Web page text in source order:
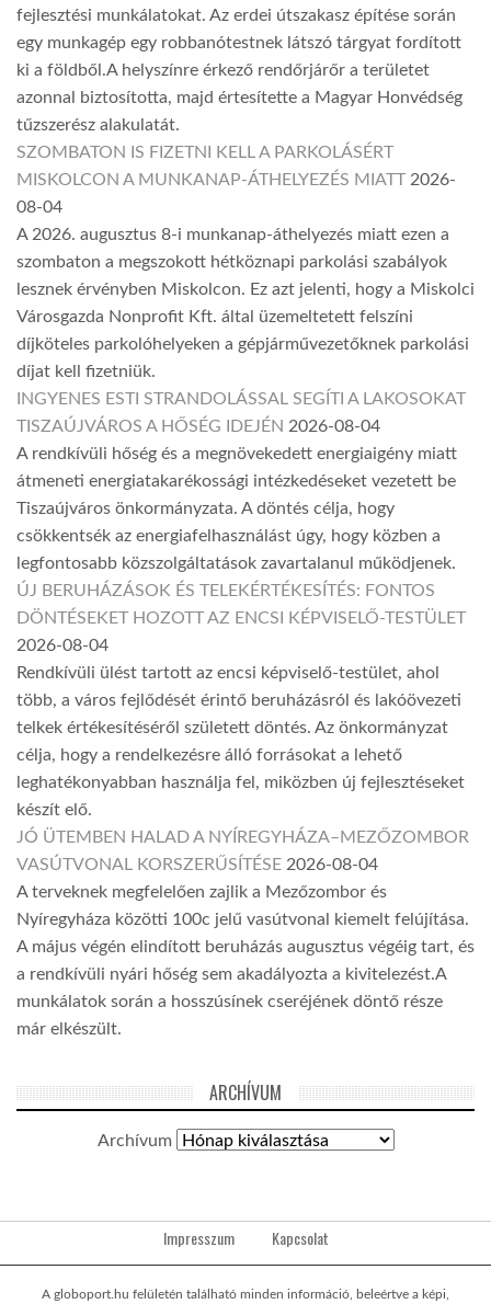
fejlesztési munkálatokat. Az erdei útszakasz építése során
egy munkagép egy robbanótestnek látszó tárgyat fordított
ki a földből.A helyszínre érkező rendőrjárőr a területet
azonnal biztosította, majd értesítette a Magyar Honvédség
tűzszerész alakulatát.
SZOMBATON IS FIZETNI KELL A PARKOLÁSÉRT
MISKOLCON A MUNKANAP-ÁTHELYEZÉS MIATT 2026-
08-04
A 2026. augusztus 8-i munkanap-áthelyezés miatt ezen a
szombaton a megszokott hétköznapi parkolási szabályok
lesznek érvényben Miskolcon. Ez azt jelenti, hogy a Miskolci
Városgazda Nonprofit Kft. által üzemeltetett felszíni
díjköteles parkolóhelyeken a gépjárművezetőknek parkolási
díjat kell fizetniük.
INGYENES ESTI STRANDOLÁSSAL SEGÍTI A LAKOSOKAT
TISZAÚJVÁROS A HŐSÉG IDEJÉN 2026-08-04
A rendkívüli hőség és a megnövekedett energiaigény miatt
átmeneti energiatakarékossági intézkedéseket vezetett be
Tiszaújváros önkormányzata. A döntés célja, hogy
csökkentsék az energiafelhasználást úgy, hogy közben a
legfontosabb közszolgáltatások zavartalanul működjenek.
ÚJ BERUHÁZÁSOK ÉS TELEKÉRTÉKESÍTÉS: FONTOS
DÖNTÉSEKET HOZOTT AZ ENCSI KÉPVISELŐ-TESTÜLET
2026-08-04
Rendkívüli ülést tartott az encsi képviselő-testület, ahol
több, a város fejlődését érintő beruházásról és lakóövezeti
telkek értékesítéséről született döntés. Az önkormányzat
célja, hogy a rendelkezésre álló forrásokat a lehető
leghatékonyabban használja fel, miközben új fejlesztéseket
készít elő.
JÓ ÜTEMBEN HALAD A NYÍREGYHÁZA–MEZŐZOMBOR
VASÚTVONAL KORSZERŰSÍTÉSE 2026-08-04
A terveknek megfelelően zajlik a Mezőzombor és
Nyíregyháza közötti 100c jelű vasútvonal kiemelt felújítása.
A május végén elindított beruházás augusztus végéig tart, és
a rendkívüli nyári hőség sem akadályozta a kivitelezést.A
munkálatok során a hosszúsínek cseréjének döntő része
már elkészült.
ARCHÍVUM
Archívum
Impresszum Kapcsolat
A globoport.hu felületén található minden információ, beleértve a képi,